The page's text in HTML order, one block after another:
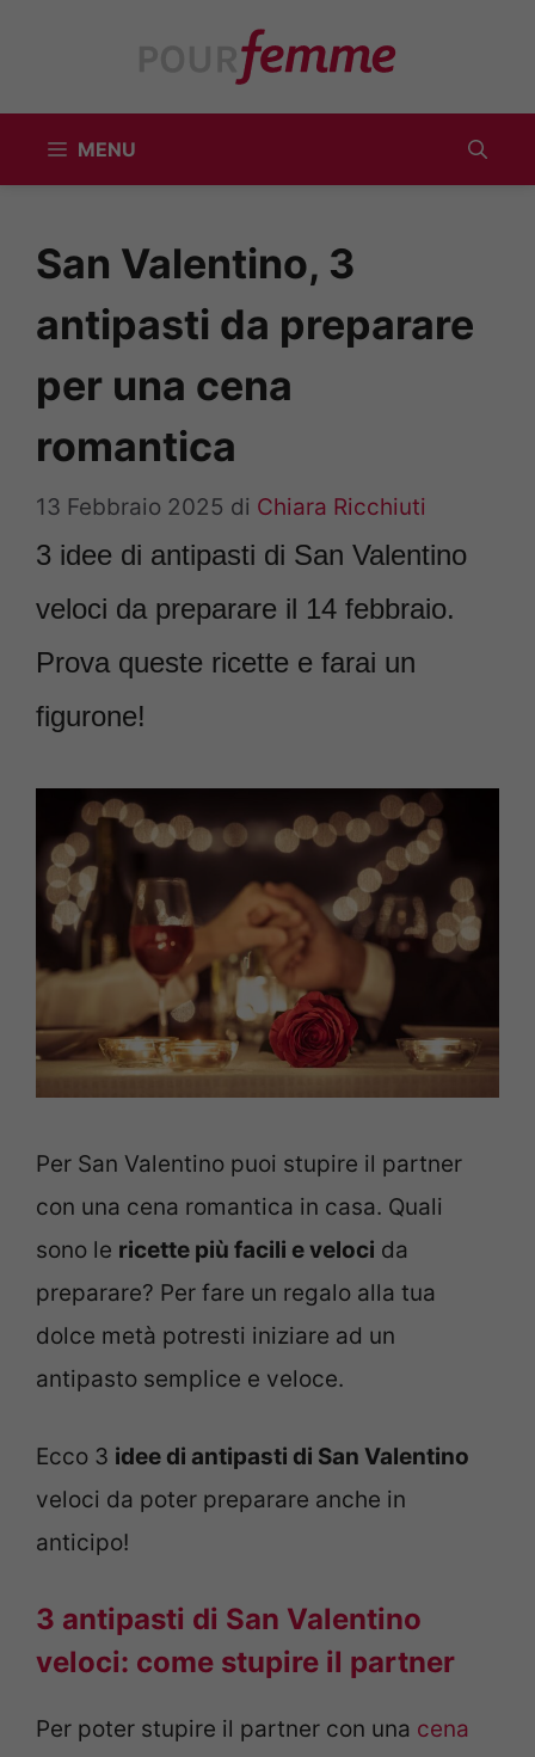
MENU
San Valentino, 3
antipasti da preparare
per una cena
romantica
13 Febbraio 2025 di Chiara Ricchiuti
3 idee di antipasti di San Valentino
veloci da preparare il 14 febbraio.
Prova queste ricette e farai un
figurone!
Per San Valentino puoi stupire il partner
con una cena romantica in casa. Quali
sono le ricette più facili e veloci da
preparare? Per fare un regalo alla tua
dolce metà potresti iniziare ad un
antipasto semplice e veloce.
Ecco 3 idee di antipasti di San Valentino
veloci da poter preparare anche in
anticipo!
3 antipasti di San Valentino
veloci: come stupire il partner
Per poter stupire il partner con una cena